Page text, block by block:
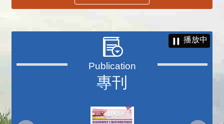
專刊
播放中